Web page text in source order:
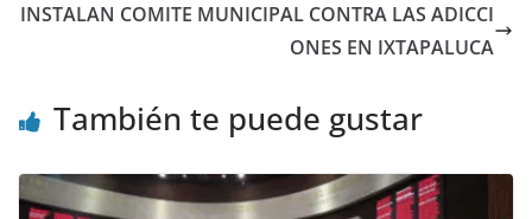
INSTALAN COMITE MUNICIPAL CONTRA LAS ADICCI
ONES EN IXTAPALUCA
También te puede gustar